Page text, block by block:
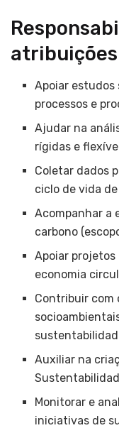
atribuições
Apoiar estudos
processos e
Ajudar na
rígidas e
Coletar dados
ciclo de vida
Acompanhar a
carbono
Apoiar
economia
Contribuir com
Auxiliar na
Monitorar e
iniciativas de